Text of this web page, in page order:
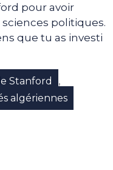
pour avoir
politiques.
que tu as investi
Stanford ,
algériennes